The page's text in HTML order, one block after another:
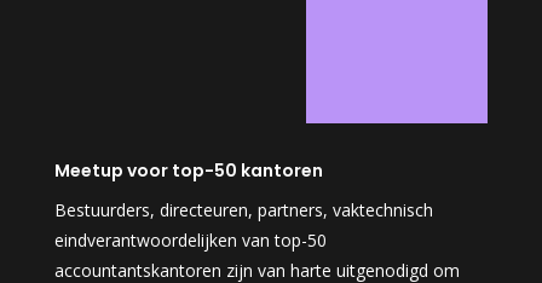
Meetup voor top-50 kantoren
Bestuurders, directeuren, partners, vaktechnisch
eindverantwoordelijken van top-50
accountantskantoren zijn van harte uitgenodigd om